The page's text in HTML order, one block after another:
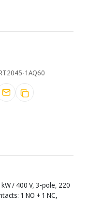
1AQ60
/ 400 V, 3-pole, 220
1 NO + 1 NC,